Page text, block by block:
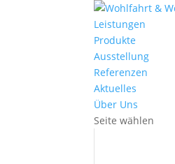
Leistungen
Produkte
Ausstellung
Referenzen
Aktuelles
Über Uns
Seite wählen